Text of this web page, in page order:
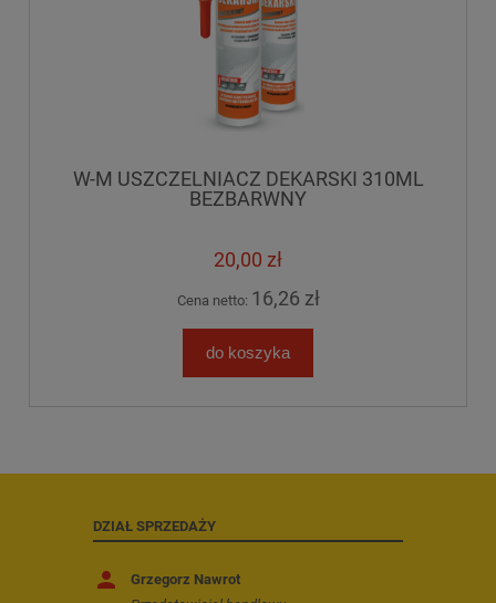
W-M USZCZELNIACZ DEKARSKI 310ML
BEZBARWNY
20,00 zł
Cena netto: 16,26 zł
do koszyka
DZIAŁ SPRZEDAŻY
person
Grzegorz Nawrot